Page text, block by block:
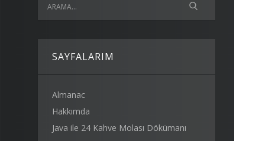
SAYFALARIM
Almanac
Hakkımda
Java ile 24 Kahve Molası Dökümanı